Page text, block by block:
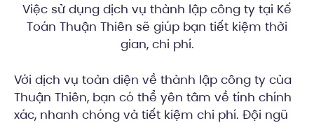
Việc sử dụng dịch vụ thành lập công ty tại Kế
Toán Thuận Thiên sẽ giúp bạn tiết kiệm thời
gian, chi phí.
Với dịch vụ toàn diện về thành lập công ty của
Thuận Thiên, bạn có thể yên tâm về tính chính
xác, nhanh chóng và tiết kiệm chi phí. Đội ngũ